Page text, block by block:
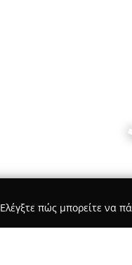
Ελέγξτε πώς μπορείτε να